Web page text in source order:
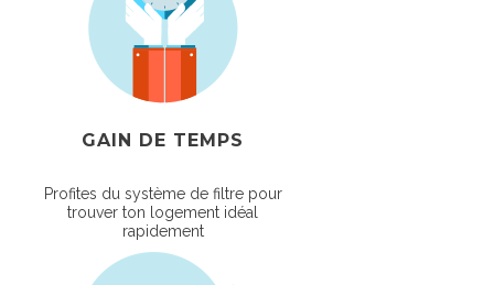
GAIN DE TEMPS
Profites du système de filtre pour
trouver ton logement idéal
rapidement